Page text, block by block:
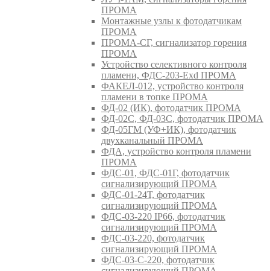
ПРОМА
Монтажные узлы к фотодатчикам
ПРОМА
ПРОМА-СГ, сигнализатор горения
ПРОМА
Устройство селективного контроля
пламени, ФДС-203-Exd ПРОМА
ФАКЕЛ-012, устройство контроля
пламени в топке ПРОМА
ФД-02 (ИК), фотодатчик ПРОМА
ФД-02С, ФД-03С, фотодатчик ПРОМА
ФД-05ГМ (УФ+ИК), фотодатчик
двухканальный ПРОМА
ФДА, устройство контроля пламени
ПРОМА
ФДС-01, ФДС-01Г, фотодатчик
сигнализирующий ПРОМА
ФДС-01-24Т, фотодатчик
сигнализирующий ПРОМА
ФДС-03-220 IP66, фотодатчик
сигнализирующий ПРОМА
ФДС-03-220, фотодатчик
сигнализирующий ПРОМА
ФДС-03-С-220, фотодатчик